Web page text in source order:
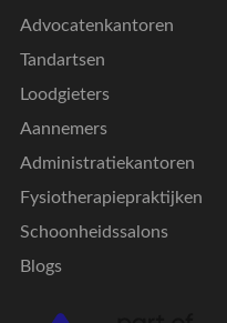
Advocatenkantoren
Tandartsen
Loodgieters
Aannemers
Administratiekantoren
Fysiotherapiepraktijken
Schoonheidssalons
Blogs